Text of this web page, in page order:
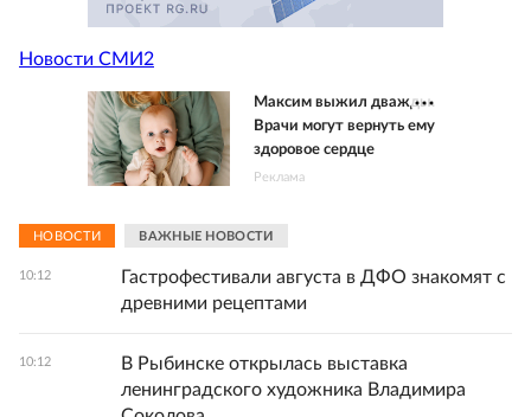
Новости СМИ2
Максим выжил дважды.
Врачи могут вернуть ему
здоровое сердце
Реклама
НОВОСТИ ВАЖНЫЕ НОВОСТИ
10:12
Гастрофестивали августа в ДФО знакомят с
древними рецептами
10:12
В Рыбинске открылась выставка
ленинградского художника Владимира